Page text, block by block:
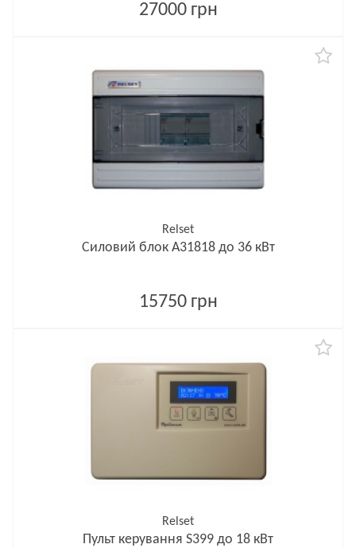
27000 грн
Relset
Силовий блок А31818 до 36 кВт
15750 грн
Relset
Пульт керування S399 до 18 кВт